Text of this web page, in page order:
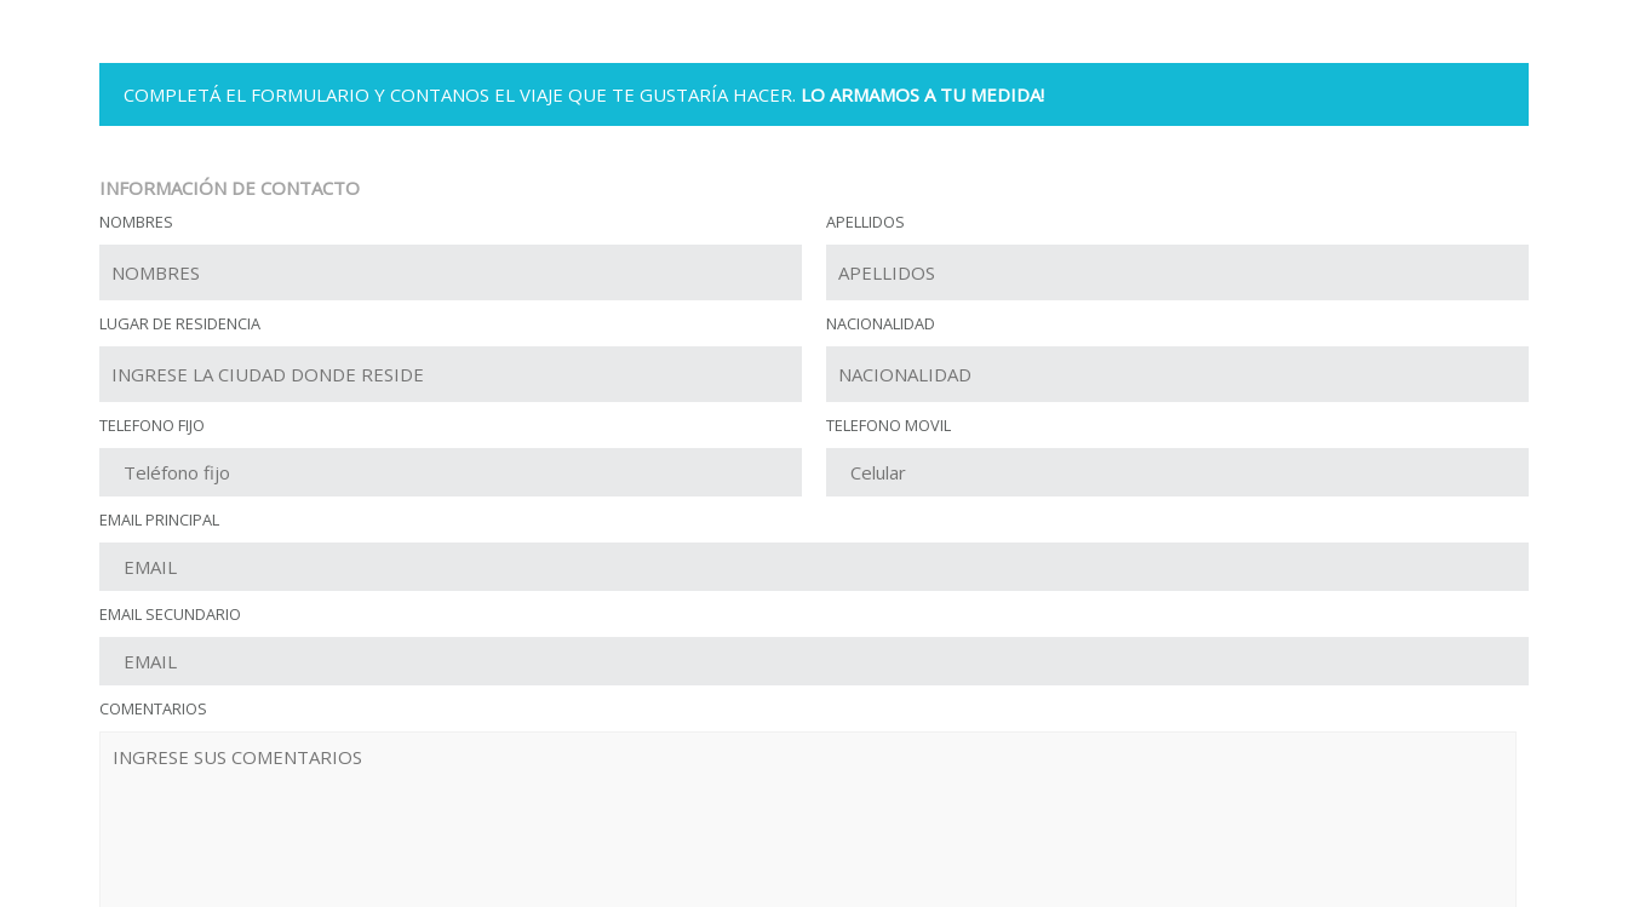
COMPLETÁ EL FORMULARIO Y CONTANOS EL VIAJE QUE TE GUSTARÍA HACER. LO ARMAMOS A TU MEDIDA!
INFORMACIÓN DE CONTACTO
NOMBRES APELLIDOS
LUGAR DE RESIDENCIA NACIONALIDAD
TELEFONO FIJO TELEFONO MOVIL
EMAIL PRINCIPAL
EMAIL SECUNDARIO
COMENTARIOS